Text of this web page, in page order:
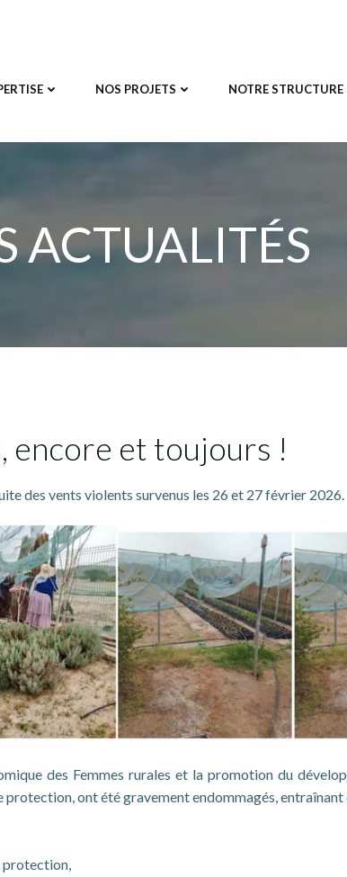
NOS PROJETS NOTRE STRUCTURE
ACTUALITÉS
encore et toujours !
des vents violents survenus les 26 et 27 février 2026.
des Femmes rurales et la promotion du
ont été gravement endommagés,
protection,